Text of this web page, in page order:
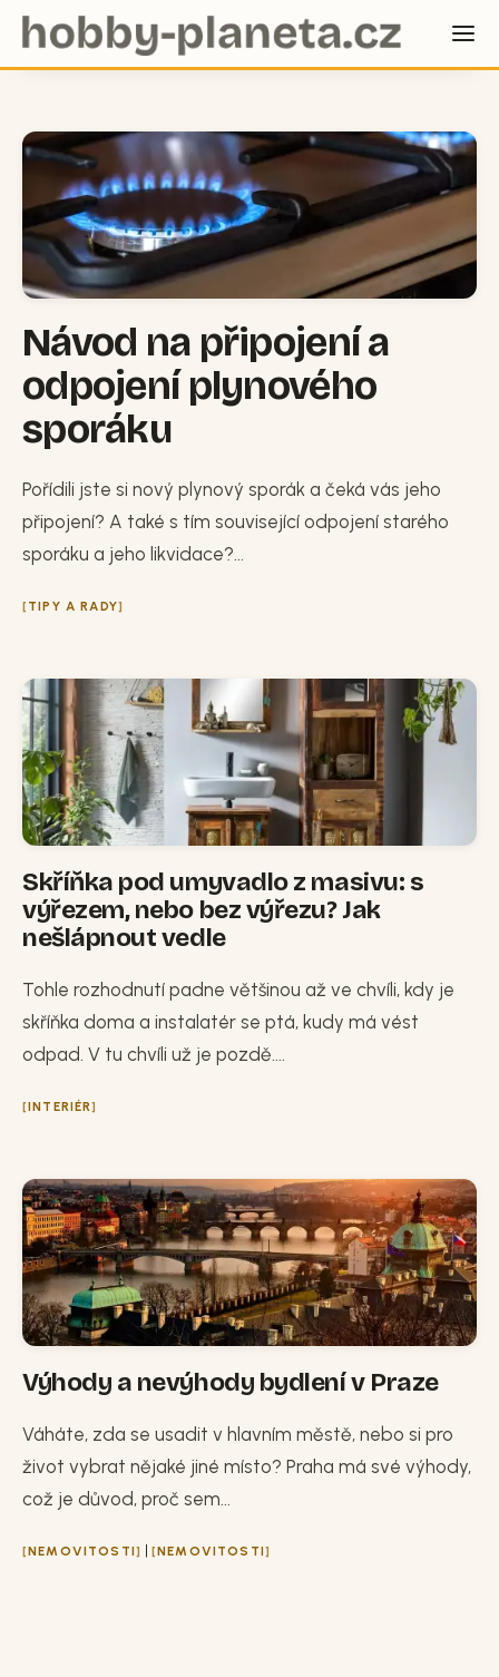
Návod na připojení a
odpojení plynového
sporáku
Pořídili jste si nový plynový sporák a čeká vás jeho
připojení? A také s tím související odpojení starého
sporáku a jeho likvidace?...
TIPY A RADY
Skříňka pod umyvadlo z masivu: s
výřezem, nebo bez výřezu? Jak
nešlápnout vedle
Tohle rozhodnutí padne většinou až ve chvíli, kdy je
skříňka doma a instalatér se ptá, kudy má vést
odpad. V tu chvíli už je pozdě....
INTERIÉR
Výhody a nevýhody bydlení v Praze
Váháte, zda se usadit v hlavním městě, nebo si pro
život vybrat nějaké jiné místo? Praha má své výhody,
což je důvod, proč sem...
NEMOVITOSTI | NEMOVITOSTI